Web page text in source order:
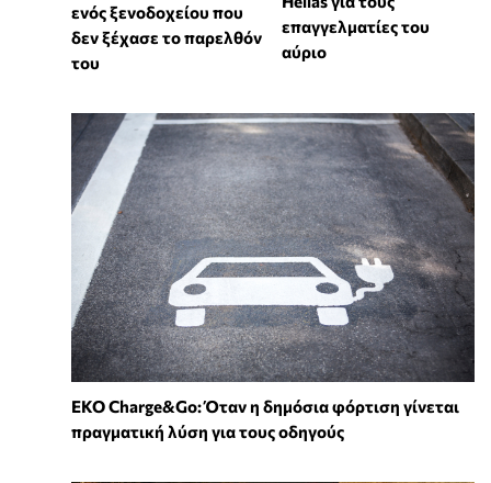
ενός ξενοδοχείου που
δεν ξέχασε το παρελθόν
του
επαγγελματίες του
αύριο
EKO Charge&Go: Όταν η δημόσια φόρτιση γίνεται
πραγματική λύση για τους οδηγούς